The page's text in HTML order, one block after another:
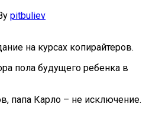
pitbuliev
на курсах копирайтеров.
пола будущего ребенка в
папа Карло – не исключение.